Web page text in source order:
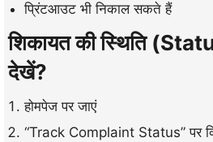
प्रिंटआउट भी निकाल सकते हैं
शिकायत की स्थिति
देखें?
होमपेज पर जाएं
“Track Complaint Status” पर